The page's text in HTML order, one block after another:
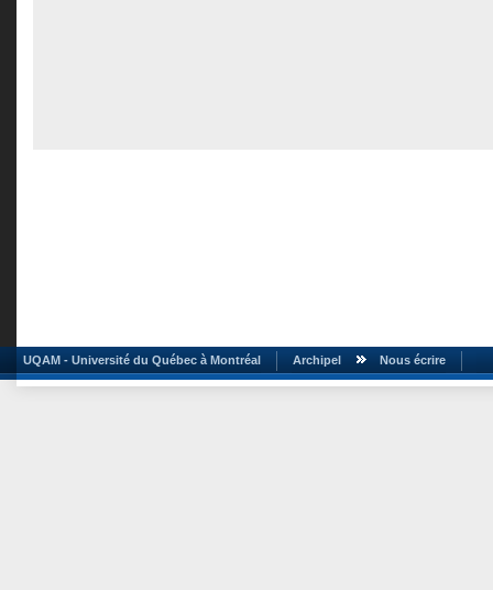
UQAM - Université du Québec à Montréal Archipel Nous écrire